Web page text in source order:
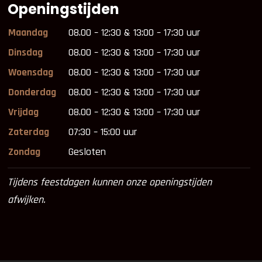
Openingstijden
Maandag
08.00 – 12:30 & 13:00 – 17:30 uur
Dinsdag
08.00 – 12:30 & 13:00 – 17:30 uur
Woensdag
08.00 – 12:30 & 13:00 – 17:30 uur
Donderdag
08.00 – 12:30 & 13:00 – 17:30 uur
Vrijdag
08.00 – 12:30 & 13:00 – 17:30 uur
Zaterdag
07:30 – 15:00 uur
Zondag
Gesloten
Tijdens feestdagen kunnen onze openingstijden
afwijken.